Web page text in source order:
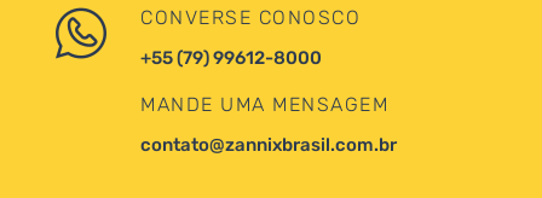
CONVERSE CONOSCO
+55 (79) 99612-8000
MANDE UMA MENSAGEM
contato@zannixbrasil.com.br